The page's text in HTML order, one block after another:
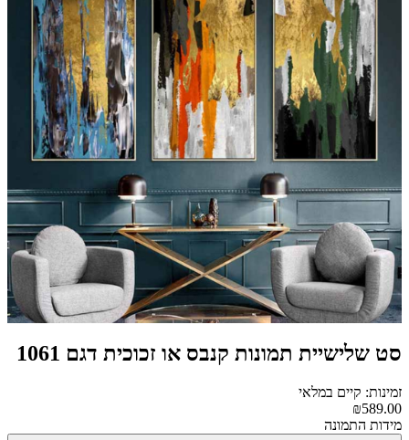
סט שלישיית תמונות קנבס או זכוכית דגם 1061
זמינות: קיים במלאי
₪589.00
מידות התמונה